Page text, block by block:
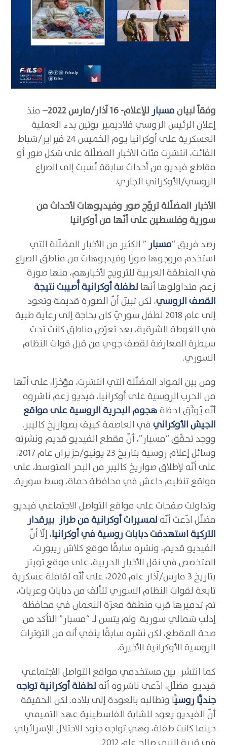
وفقاً لبيانمسبار للإعلام- 16 آذار/مارس 2022
– منذ
إعلان الرئيس الروسي فلاديمير بوتين بدء العملية
العسكرية على أوكرانيا يوم الخميس 24 فبراير/شباط
الفائت، انتشرت مئات الأخبار المضلّلة على شكل صور أو
مقاطع فيديو من أحداث سابقة نُسبت إلى الصراع
الروسي/الأوكراني الجاري.
الأخبار المضلّلة تروّج صور وفيديوهات لأحداث من
سورية وفلسطين على أنّها من أوكرانيا
رصد فريق “مسبار ” الكثير من الأخبار المضلّلة التي
استخدم مروجوها صورًا وفيديوهات من مناطق الصراع
في المنطقة العربية للترويج لأخبارهم، منها صورة
زعم متداولوها أنها لطفلة أوكرانية أُصيبت نتيجة
القصف الروسي، لكن تبيّن أنّ الصورة قديمة وتعود
إلى عام 2018 لطفل سوريّ كان بحاجة إلى رعاية طبية
في الغوطة الشرقية، بعد تعرّض مناطق كانت تحت
سيطرة المعارضة لقصف جوي من قبل قوات النظام
السوري.
ومن بين المواد المضلّلة التي انتشرت، مؤخرًا، على أنّها
من الحرب الروسية على أوكرانيا، فيديو زعم ناشروه
أنّه يُوثّق لحظةهجوم البحرية الروسية على مواقع
الجيش الأوكراني في العاصمة كييف بصواريخ كاليبر.
ووجد تحقّق “مسبار”، أنّ مقطع الفيديو قديم ونشرته
وسائل إعلام روسية بتاريخ 23 يونيو/حزيران عام 2017،
على أنّه لإطلاق صواريخ كاليبر من البحر المتوسط، على
مواقع تنظيم داعش في محافظة حماة، وسط سورية.
وتداولت صفحات على مواقع التواصل الاجتماعي فيديو
مضلّل ادّعت أنّهلمسيرات أوكرانية من طراز بيرقدار
التركية استهدفت دبابات روسية في أوكرانيا، إلّا أنّ
الفيديو قديم، ونشره سابقًا موقع كلاش ريبورت،
المتخصص في نقل الأخبار الحربية، على موقع تويتر
بتاريخ 3 مارس/آذار عام 2020، على أنّه لقافلة عسكرية
تابعة لقوات النظام السوري تتألف من دبابات وعربات،
تم تدميرها قرب منطقة معرّة النعمان في محافظة
إدلب شمالي سورية. ولم يتسن لـ “مسبار” التأكد من
صحة المقطع، لكن نشره سابقًا ينفي أنه من التوترات
الروسية الأوكرانية الأخيرة.
كما انتشر بين مستخدمي مواقع التواصل الاجتماعي
فيديو مضلّل، ادّعى ناشروه أنّهلطفلة أوكرانية تواجه
جنديًّا روسيًّا وتطالبه بالعودة إلى بلاده. لكن الحقيقة
أنّ الفيديو يعود للشابة الفلسطينية عهد التميمي
حينما كانت طفلة، وهي تواجه جنود الاحتلال الإسرائيلي